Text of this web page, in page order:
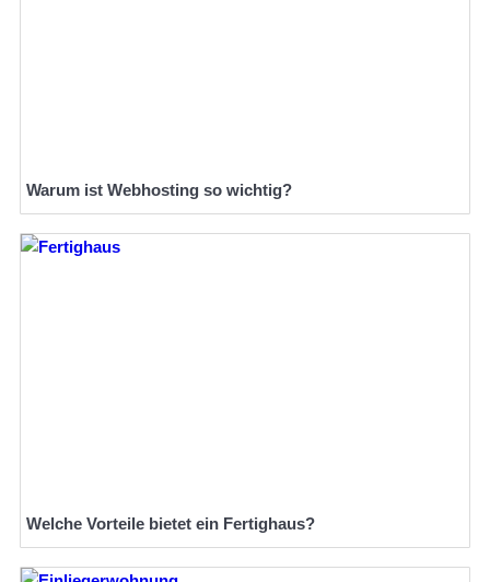
Warum ist Webhosting so wichtig?
Welche Vorteile bietet ein Fertighaus?